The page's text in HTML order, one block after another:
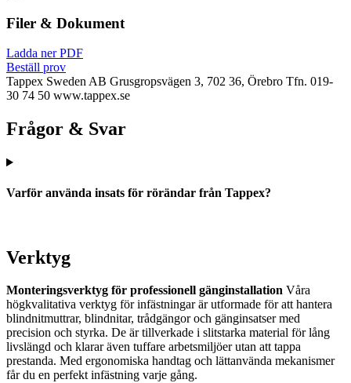
Filer & Dokument
Ladda ner PDF
Beställ prov
Tappex Sweden AB Grusgropsvägen 3, 702 36, Örebro Tfn. 019-
30 74 50 www.tappex.se
Frågor & Svar
Varför använda insats för rörändar från Tappex?
Verktyg
Monteringsverktyg för professionell gänginstallation Våra
högkvalitativa verktyg för infästningar är utformade för att hantera
blindnitmuttrar, blindnitar, trådgängor och gänginsatser med
precision och styrka. De är tillverkade i slitstarka material för lång
livslängd och klarar även tuffare arbetsmiljöer utan att tappa
prestanda. Med ergonomiska handtag och lättanvända mekanismer
får du en perfekt infästning varje gång.